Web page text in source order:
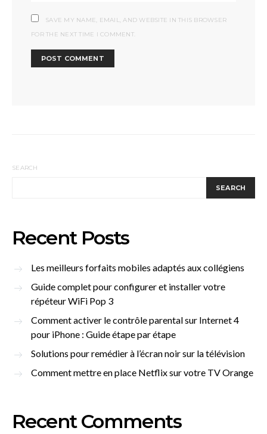
SAVE MY NAME, EMAIL, AND WEBSITE IN THIS BROWSER
FOR THE NEXT TIME I COMMENT.
SEARCH
SEARCH
Recent Posts
Les meilleurs forfaits mobiles adaptés aux collégiens
Guide complet pour configurer et installer votre
répéteur WiFi Pop 3
Comment activer le contrôle parental sur Internet 4
pour iPhone : Guide étape par étape
Solutions pour remédier à l’écran noir sur la télévision
Comment mettre en place Netflix sur votre TV Orange
Recent Comments